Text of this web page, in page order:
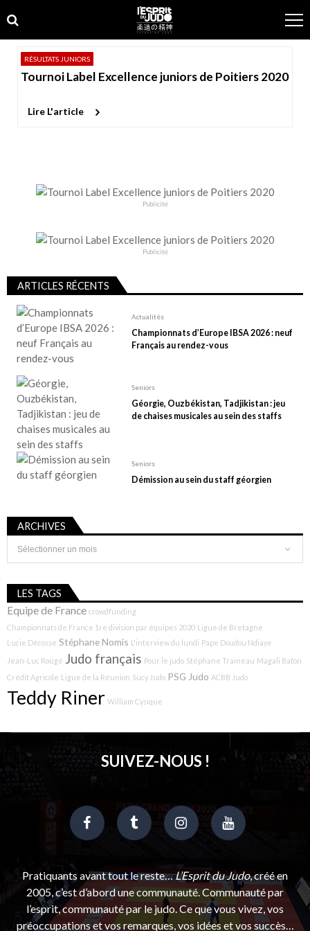
to
navigation
to
content
RÉSULTATS JUNIORS
Tournoi Label Excellence juniors de Poitiers 2020
Lire L'article
Publicité
Publicité
ARTICLES RÉCENTS
Actualités
Championnats d’Europe IBSA 2026 : neuf
Français au rendez-vous
Seniors
Géorgie, Ouzbékistan, Tadjikistan : jeu
de chaises musicales au sein des staffs
Seniors
Démission au sein du staff géorgien
ARCHIVES
Archives
LES TAGS
Equipe de France crowdfunding
Championnats de France 1re division par équipes 2020 Ligue de Bretagne
Lucie Décosse Stéphane Nomis L'interview du lundi Pape Doudou Ndiaye
Jean-Luc Rougé Judo français Pour le judo Stéphane Traineau Magali Baton
Crédit Agricole Ligue de la Réunion Sucy Judo PSG Judo ACBB Judo
Teddy Riner William Cysique
SUIVEZ-NOUS !
Pratiquants avant tout le reste…L’Esprit du Judo, créé en
2005, c’est d’abord une communauté. Communauté par
l’esprit, communauté par le judo. Ce que vous vivez, vos
préoccupations et vos remarques, vos idées et vos succès…